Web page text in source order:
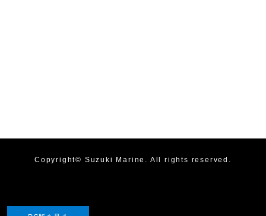
Copyright© Suzuki Marine . All rights reserved.